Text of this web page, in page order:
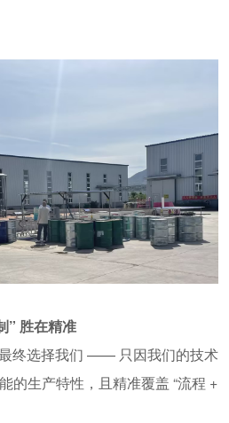
” 胜在精准
终选择我们 —— 只因我们的技术
的生产特性，且精准覆盖 “流程 +